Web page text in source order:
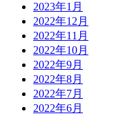
2023年1月
2022年12月
2022年11月
2022年10月
2022年9月
2022年8月
2022年7月
2022年6月